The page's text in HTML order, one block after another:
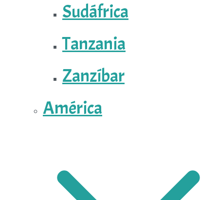
Sudáfrica
Tanzania
Zanzíbar
América